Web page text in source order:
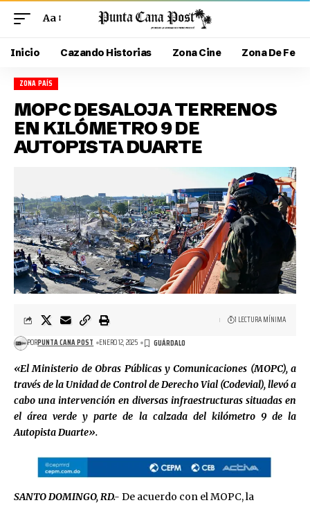
Aa
Inicio Cazando Historias Zona Cine Zona De Fe
ZONA PAÍS
MOPC DESALOJA TERRENOS
EN KILÓMETRO 9 DE
AUTOPISTA DUARTE
PORPUNTA CANA POST ENERO 12, 2025
1 LECTURA MÍNIMA
«El Ministerio de Obras Públicas y Comunicaciones (MOPC), a
través de la Unidad de Control de Derecho Vial (Codevial), llevó a
cabo una intervención en diversas infraestructuras situadas en
el área verde y parte de la calzada del kilómetro 9 de la
Autopista Duarte».
SANTO DOMINGO, RD.- De acuerdo con el MOPC, la